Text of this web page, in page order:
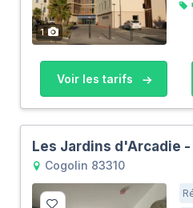
1
Voir les tarifs
Les Jardins d'Arcadie
Cogolin 83310